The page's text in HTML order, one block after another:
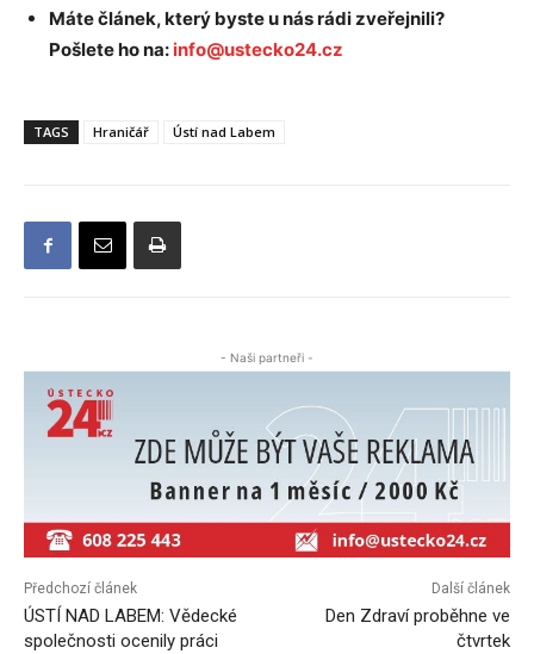
Máte článek, který byste u nás rádi zveřejnili?
Pošlete ho na: info@ustecko24.cz
TAGS Hraničář Ústí nad Labem
- Naši partneři -
Předchozí článek
ÚSTÍ NAD LABEM: Vědecké
společnosti ocenily práci
Další článek
Den Zdraví proběhne ve
čtvrtek